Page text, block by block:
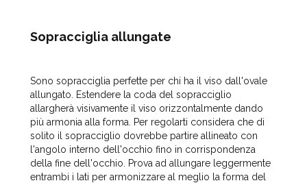
Sopracciglia allungate
Sono sopracciglia perfette per chi ha il viso dall'ovale
allungato . Estendere la coda del sopracciglio
allargherà visivamente il viso orizzontalmente dando
più armonia alla forma. Per regolarti considera che di
solito il sopracciglio dovrebbe partire allineato con
l'angolo interno dell'occhio fino in corrispondenza
della fine dell'occhio. Prova ad allungare leggermente
entrambi i lati per armonizzare al meglio la forma del